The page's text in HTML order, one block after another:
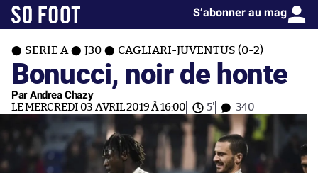
S’abonner au mag
SERIE A J30 CAGLIARI-JUVENTUS (0-2)
Bonucci, noir de honte
Par Andrea Chazy
LE MERCREDI 03 AVRIL 2019 À 16:00 5' 340